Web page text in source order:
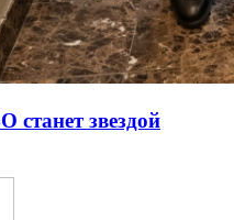
звездой